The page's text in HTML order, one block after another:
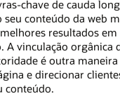
chave de cauda
seu conteúdo da web
resultados
A vinculação orgânica
é outra
e direcionar
conteúdo.